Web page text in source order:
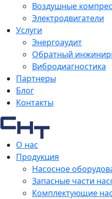
Воздушные
Электродвигатели
Услуги
Энергоаудит
Обратный
Вибродиагностика
Партнеры
Блог
Контакты
О нас
Продукция
Насосное
Запасные части
Комплектующие